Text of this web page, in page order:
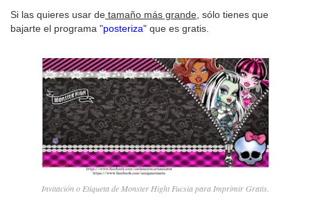
Si las quieres usar de tamaño más grande , sólo tienes que
bajarte el programa "posteriza" que es gratis.
Invitación o Etiqueta de Monster Hight Fucsia para Imprimir Gratis.